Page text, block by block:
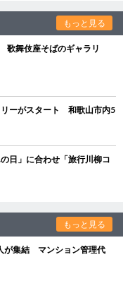
もっと見る
歌舞伎座そばのギャラリ
リーがスタート 和歌山市内5
日」に合わせ「旅行川柳コ
もっと見る
が集結 マンション管理代